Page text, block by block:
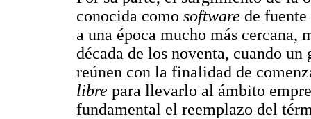
conocida como software de
a una época mucho más cercana,
década de los noventa, cuando
reúnen con la finalidad de
libre para llevarlo al ámbito
fundamental el reemplazo del